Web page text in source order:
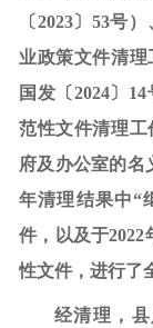
〔 2023〕53号
业政策文件清
国发〔2024〕
范性文件清理
府及办公室的名
年清理结果中“
件，以及于2022
性文件，进行了
经清理，